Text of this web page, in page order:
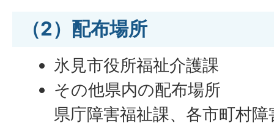
（2）配布場所
氷見市役所福祉介護課
その他県内の配布場所
県庁障害福祉課、各市町村